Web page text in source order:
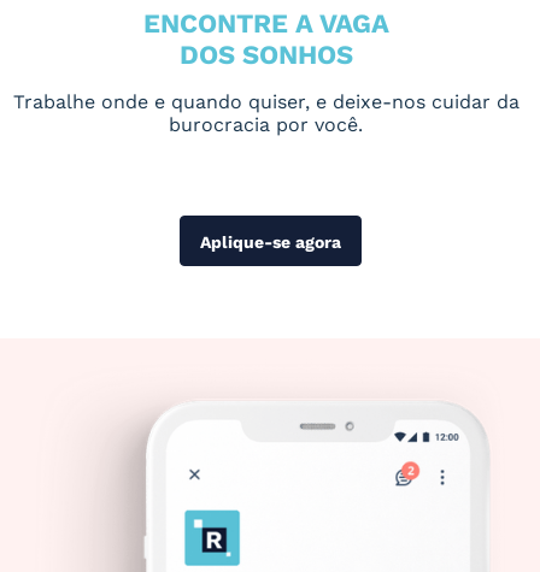
ENCONTRE A VAGA
DOS SONHOS
Trabalhe onde e quando quiser, e deixe-nos cuidar da
burocracia por você.
Aplique-se agora